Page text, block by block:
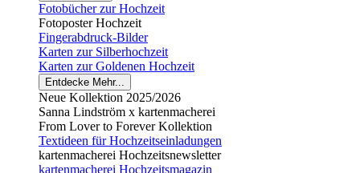
Fotobücher zur Hochzeit
Fotoposter Hochzeit
Fingerabdruck-Bilder
Karten zur Silberhochzeit
Karten zur Goldenen Hochzeit
Entdecke Mehr...
Neue Kollektion 2025/2026
Sanna Lindström x kartenmacherei
From Lover to Forever Kollektion
Textideen für Hochzeitseinladungen
kartenmacherei Hochzeitsnewsletter
kartenmacherei Hochzeitsmagazin